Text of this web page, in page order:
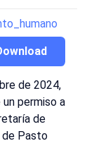
de 2024,
permiso a
de
de Pasto